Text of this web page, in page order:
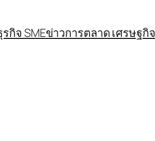
รกิจ SMEข่าวการตลาด เศรษฐกิจ